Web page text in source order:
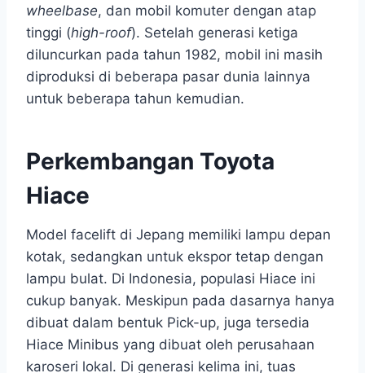
wheelbase, dan mobil komuter dengan atap
tinggi (high-roof). Setelah generasi ketiga
diluncurkan pada tahun 1982, mobil ini masih
diproduksi di beberapa pasar dunia lainnya
untuk beberapa tahun kemudian.
Perkembangan Toyota
Hiace
Model facelift di Jepang memiliki lampu depan
kotak, sedangkan untuk ekspor tetap dengan
lampu bulat. Di Indonesia, populasi Hiace ini
cukup banyak. Meskipun pada dasarnya hanya
dibuat dalam bentuk Pick-up, juga tersedia
Hiace Minibus yang dibuat oleh perusahaan
karoseri lokal. Di generasi kelima ini, tuas